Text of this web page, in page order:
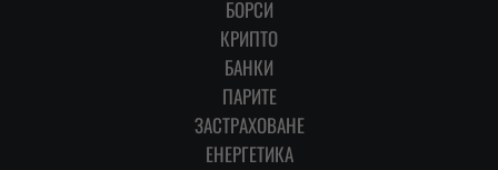
БОРСИ
КРИПТО
БАНКИ
ПАРИТЕ
ЗАСТРАХОВАНЕ
ЕНЕРГЕТИКА